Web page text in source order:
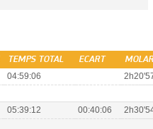
TEMPS TOTAL ECART
04:59:06
05:39:12 00:40:06